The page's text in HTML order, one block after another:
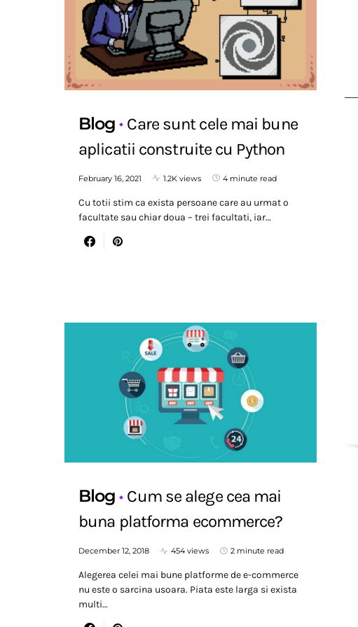
Blog
Care sunt cele mai bune
aplicatii construite cu Python
February 16, 2021 1.2K views 4 minute read
Cu totii stim ca exista persoane care au urmat o
facultate sau chiar doua – trei facultati, iar…
Blog
Cum se alege cea mai
buna platforma ecommerce?
December 12, 2018 454 views 2 minute read
Alegerea celei mai bune platforme de e-commerce
nu este o sarcina usoara. Piata este larga si exista
multi…